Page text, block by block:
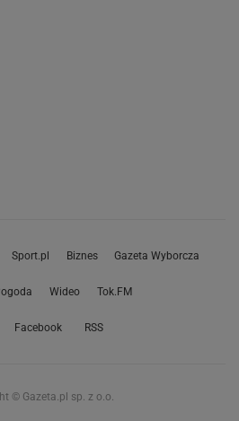
Sport.pl Biznes Gazeta Wyborcza
Wideo Tok.FM
Facebook RSS
© Gazeta.pl sp. z o.o.